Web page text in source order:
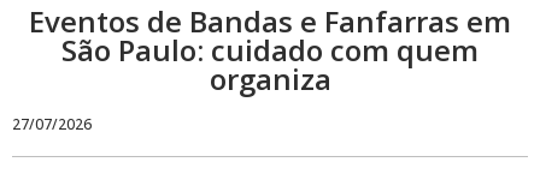
Eventos de Bandas e Fanfarras em
São Paulo: cuidado com quem
organiza
27/07/2026